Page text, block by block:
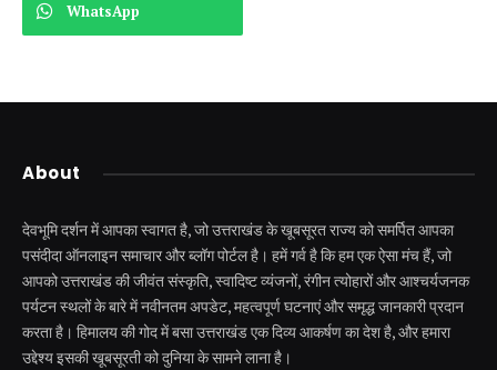
WhatsApp
About
देवभूमि दर्शन में आपका स्वागत है, जो उत्तराखंड के खूबसूरत राज्य को समर्पित आपका
पसंदीदा ऑनलाइन समाचार और ब्लॉग पोर्टल है। हमें गर्व है कि हम एक ऐसा मंच हैं, जो
आपको उत्तराखंड की जीवंत संस्कृति, स्वादिष्ट व्यंजनों, रंगीन त्योहारों और आश्चर्यजनक
पर्यटन स्थलों के बारे में नवीनतम अपडेट, महत्वपूर्ण घटनाएं और समृद्ध जानकारी प्रदान
करता है। हिमालय की गोद में बसा उत्तराखंड एक दिव्य आकर्षण का देश है, और हमारा
उद्देश्य इसकी खूबसूरती को दुनिया के सामने लाना है।